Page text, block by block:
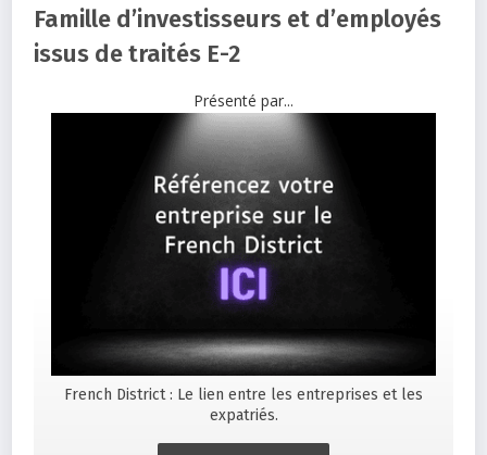
Famille d’investisseurs et d’employés
issus de traités E-2
Présenté par...
French District : Le lien entre les entreprises et les
expatriés.